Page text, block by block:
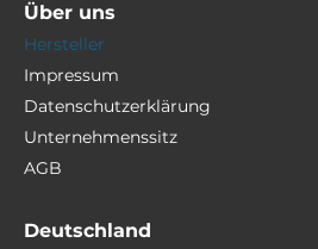
Über uns
Hersteller
Impressum
Datenschutzerklärung
Unternehmenssitz
AGB
Deutschland